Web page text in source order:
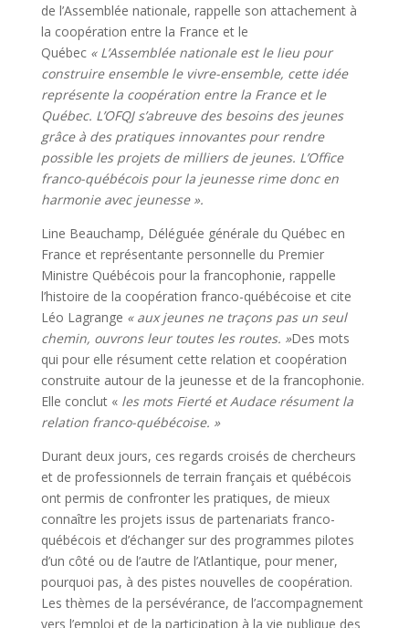
de l’Assemblée nationale, rappelle son attachement à
la coopération entre la France et le
Québec « L’Assemblée nationale est le lieu pour
construire ensemble le vivre-ensemble, cette idée
représente la coopération entre la France et le
Québec. L’OFQJ s’abreuve des besoins des jeunes
grâce à des pratiques innovantes pour rendre
possible les projets de milliers de jeunes. L’Office
franco-québécois pour la jeunesse rime donc en
harmonie avec jeunesse ».
Line Beauchamp, Déléguée générale du Québec en
France et représentante personnelle du Premier
Ministre Québécois pour la francophonie, rappelle
l’histoire de la coopération franco-québécoise et cite
Léo Lagrange « aux jeunes ne traçons pas un seul
chemin, ouvrons leur toutes les routes. »Des mots
qui pour elle résument cette relation et coopération
construite autour de la jeunesse et de la francophonie.
Elle conclut « les mots Fierté et Audace résument la
relation franco-québécoise. »
Durant deux jours, ces regards croisés de chercheurs
et de professionnels de terrain français et québécois
ont permis de confronter les pratiques, de mieux
connaître les projets issus de partenariats franco-
québécois et d’échanger sur des programmes pilotes
d’un côté ou de l’autre de l’Atlantique, pour mener,
pourquoi pas, à des pistes nouvelles de coopération.
Les thèmes de la persévérance, de l’accompagnement
vers l’emploi et de la participation à la vie publique des